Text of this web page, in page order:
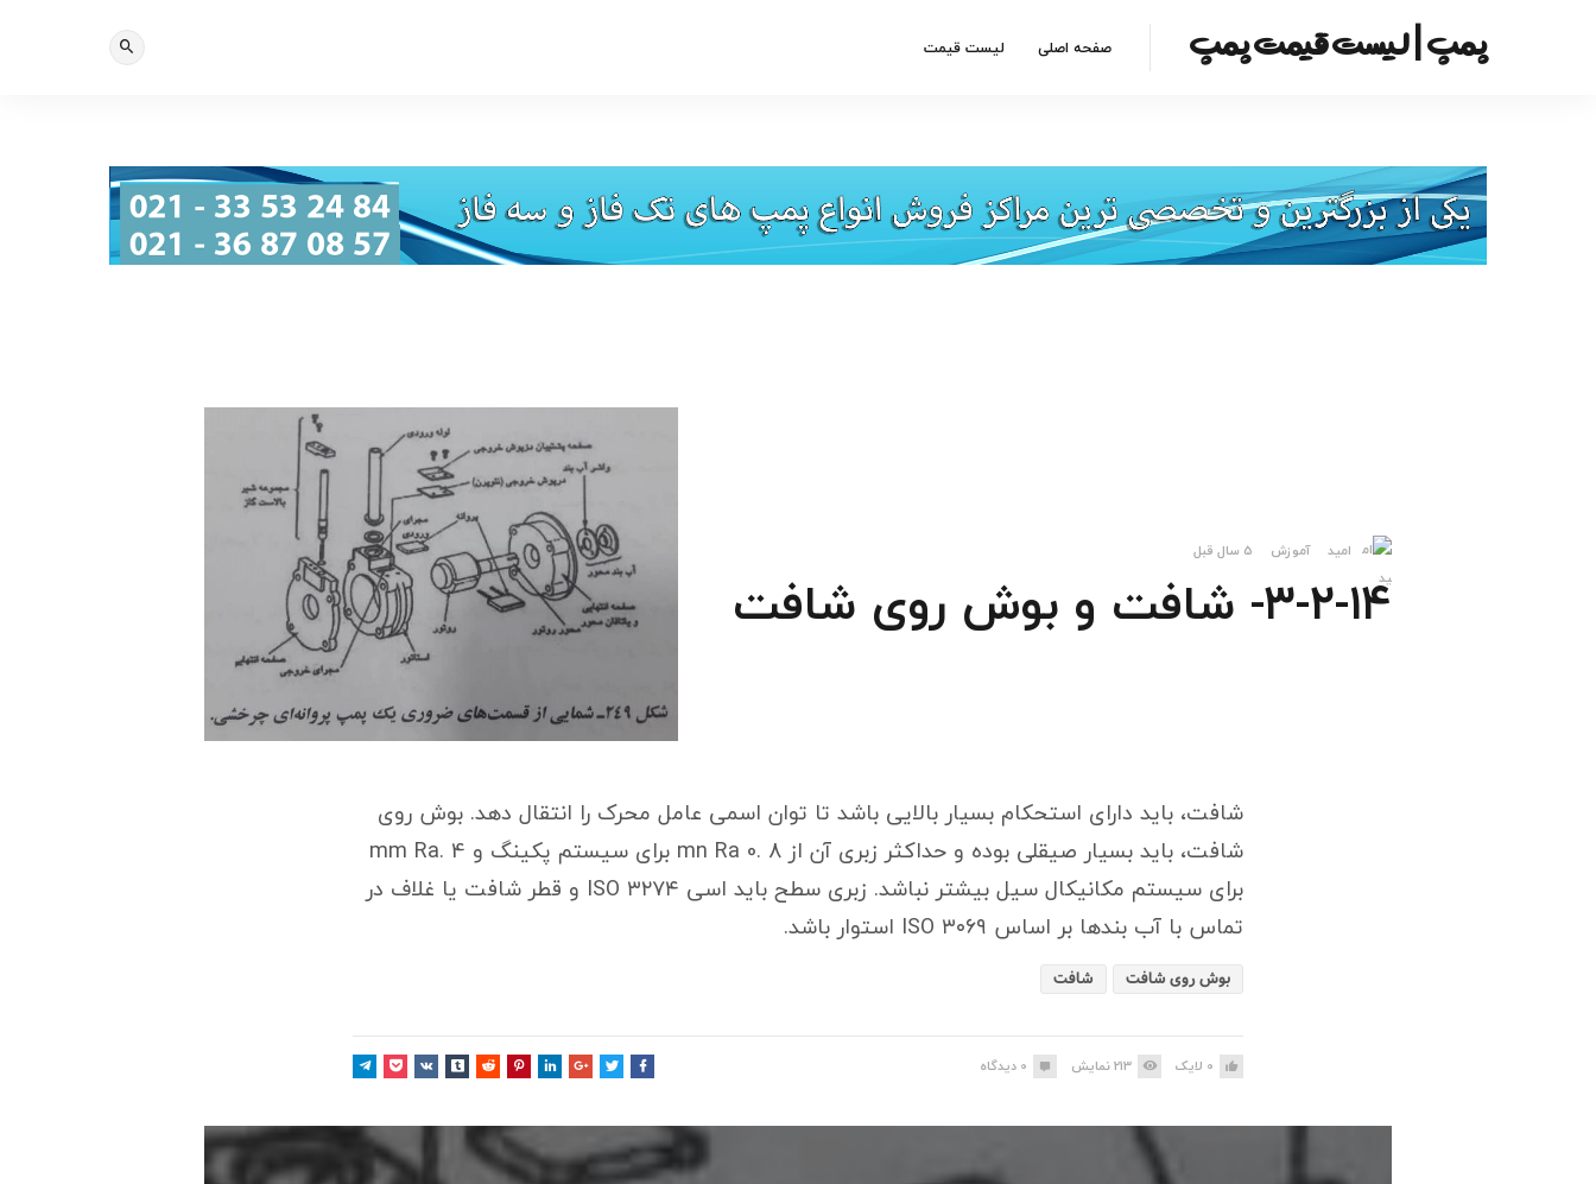
پمپ | لیست قیمت پمپ صفحه اصلی لیست قیمت
امید آموزش 5 سال قبل
۳-۲-۱۴- شافت و بوش روی شافت
شافت، باید دارای استحکام بسیار بالایی باشد تا توان اسمی عامل محرک را انتقال دهد. بوش روی
شافت، باید بسیار صیقلی بوده و حداکثر زبری آن از mn Ra 0. 8 برای سیستم پکینگ و mm Ra. 4
برای سیستم مکانیکال سیل بیشتر نباشد. زبری سطح باید اسی ۳۲۷۴ ISO و قطر شافت یا غلاف در
تماس با آب بندها بر اساس ۳۰۶۹ ISO استوار باشد.
بوش روی شافت شافت
0 لایک 213نمایش 0 دیدگاه